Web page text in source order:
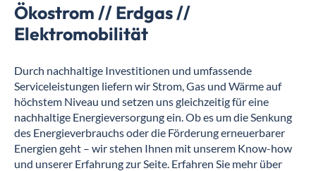
Ökostrom // Erdgas //
Elektromobilität
Durch nachhaltige Investitionen und umfassende
Serviceleistungen liefern wir Strom, Gas und Wärme auf
höchstem Niveau und setzen uns gleichzeitig für eine
nachhaltige Energieversorgung ein. Ob es um die Senkung
des Energieverbrauchs oder die Förderung erneuerbarer
Energien geht – wir stehen Ihnen mit unserem Know-how
und unserer Erfahrung zur Seite. Erfahren Sie mehr über